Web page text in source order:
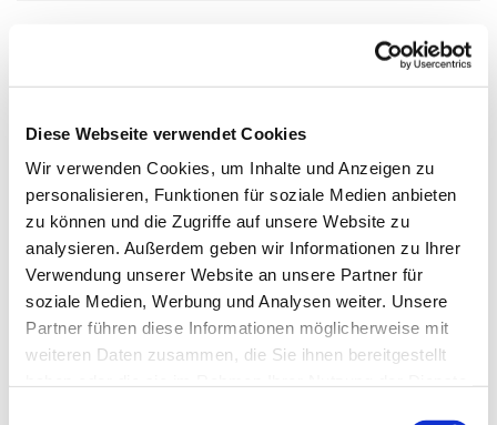
Diese Webseite verwendet Cookies
Wir verwenden Cookies, um Inhalte und Anzeigen zu
personalisieren, Funktionen für soziale Medien anbieten
zu können und die Zugriffe auf unsere Website zu
analysieren. Außerdem geben wir Informationen zu Ihrer
Verwendung unserer Website an unsere Partner für
soziale Medien, Werbung und Analysen weiter. Unsere
Partner führen diese Informationen möglicherweise mit
weiteren Daten zusammen, die Sie ihnen bereitgestellt